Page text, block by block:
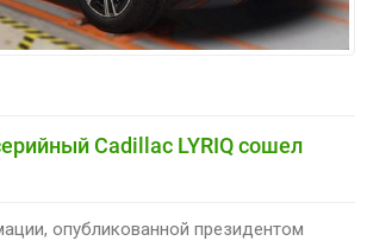
Cadillac LYRIQ сошел
опубликованной президентом